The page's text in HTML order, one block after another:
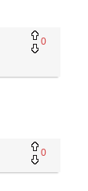
0
0